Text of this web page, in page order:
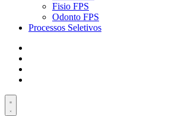
Fisio FPS
Odonto FPS
Processos Seletivos